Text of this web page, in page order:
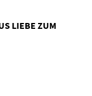
LIEBE ZUM